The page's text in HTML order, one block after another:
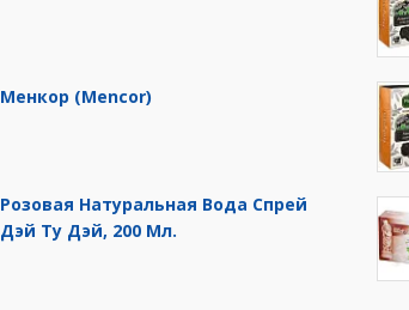
Менкор (Mencor)
Розовая Натуральная Вода Спрей
Дэй Ту Дэй, 200 Мл.